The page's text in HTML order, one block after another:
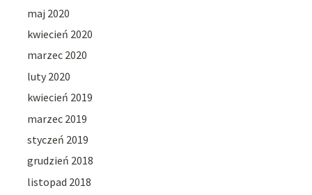
maj 2020
kwiecień 2020
marzec 2020
luty 2020
kwiecień 2019
marzec 2019
styczeń 2019
grudzień 2018
listopad 2018